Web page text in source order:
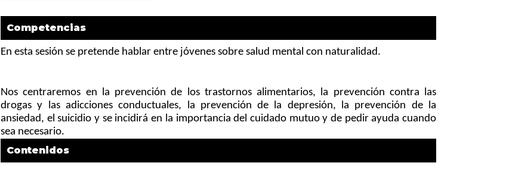
Competencias
En esta sesión se pretende hablar entre jóvenes sobre salud mental con naturalidad.
Nos centraremos en la prevención de los trastornos alimentarios, la prevención contra las
drogas y las adicciones conductuales, la prevención de la depresión, la prevención de la
ansiedad, el suicidio y se incidirá en la importancia del cuidado mutuo y de pedir ayuda cuando
sea necesario.
Contenidos